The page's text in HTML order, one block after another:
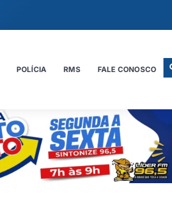
POLÍCIA RMS FALE CONOSCO